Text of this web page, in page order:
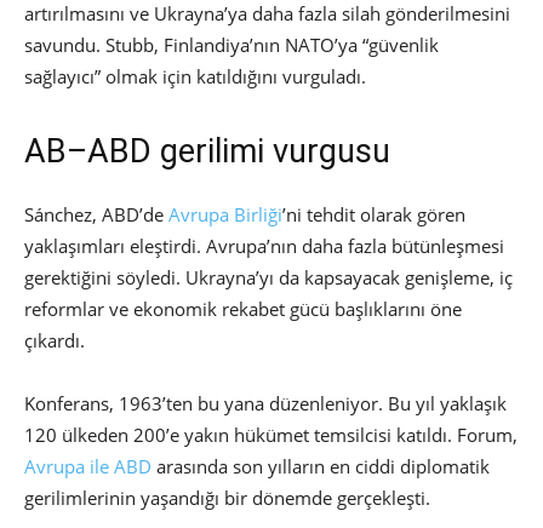
artırılmasını ve Ukrayna’ya daha fazla silah gönderilmesini
savundu. Stubb, Finlandiya’nın NATO’ya “güvenlik
sağlayıcı” olmak için katıldığını vurguladı.
AB–ABD gerilimi vurgusu
Sánchez, ABD’de Avrupa Birliği’ni tehdit olarak gören
yaklaşımları eleştirdi. Avrupa’nın daha fazla bütünleşmesi
gerektiğini söyledi. Ukrayna’yı da kapsayacak genişleme, iç
reformlar ve ekonomik rekabet gücü başlıklarını öne
çıkardı.
Konferans, 1963’ten bu yana düzenleniyor. Bu yıl yaklaşık
120 ülkeden 200’e yakın hükümet temsilcisi katıldı. Forum,
Avrupa ile ABD arasında son yılların en ciddi diplomatik
gerilimlerinin yaşandığı bir dönemde gerçekleşti.